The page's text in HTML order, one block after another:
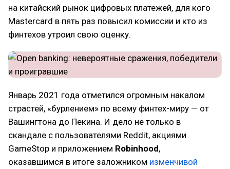
на китайский рынок цифровых платежей, для кого
Mastercard в пять раз повысил комиссии и кто из
финтехов утроил свою оценку.
Январь 2021 года отметился огромным накалом
страстей, «бурлением» по всему финтех-миру — от
Вашингтона до Пекина. И дело не только в
скандале с пользователями Reddit, акциями
GameStop и приложением Robinhood,
оказавшимся в итоге заложником изменчивой